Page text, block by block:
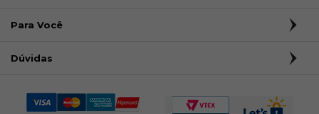
Para Você
Dúvidas